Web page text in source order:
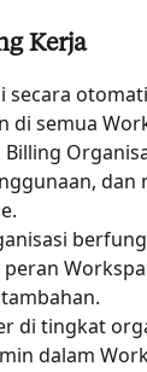
Kerja
secara
di semua
dan
di tingkat
dalam